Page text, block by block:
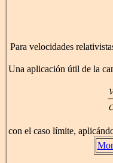
Para velocidades
Una aplicación útil de la
con el caso límite,